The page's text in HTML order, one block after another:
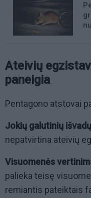
Ateivių
paneigia
Pentagono atstovai
Jokių galutinių
nepatvirtina ateivių
Visuomenės
palieka teisę
remiantis pateiktais